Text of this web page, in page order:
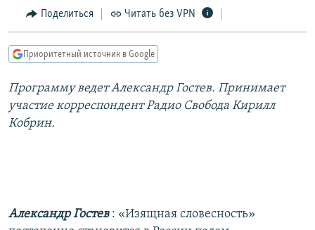
Вернутся
поиску
КАВКАЗ.РЕАЛИИ
СЕВЕР.РЕАЛИИ
РАСПИСАНИЕ ВЕЩАНИЯ
ПОДПИШИТЕСЬ НА РАССЫЛКУ
Поделиться Читать без VPN
Приоритетный источник в Google
Программу ведет Александр Гостев. Принимает
участие корреспондент Радио Свобода Кирилл
Кобрин.
Александр Гостев : «Изящная словесность»